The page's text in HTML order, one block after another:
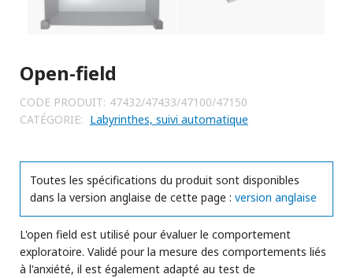
Open-field
CODE PRODUIT: 47432/47433/47100/47150
CATÉGORIE: Labyrinthes, suivi automatique
Toutes les spécifications du produit sont disponibles
dans la version anglaise de cette page : version anglaise
L'open field est utilisé pour évaluer le comportement
exploratoire. Validé pour la mesure des comportements liés
à l'anxiété, il est également adapté au test de